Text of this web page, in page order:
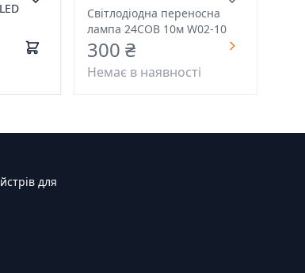
Світлодіодна переносна
лампа 24COB 10м W02-10
300 ₴
Немає в наявності
для